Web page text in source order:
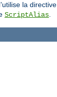
la directive
ScriptAlias.